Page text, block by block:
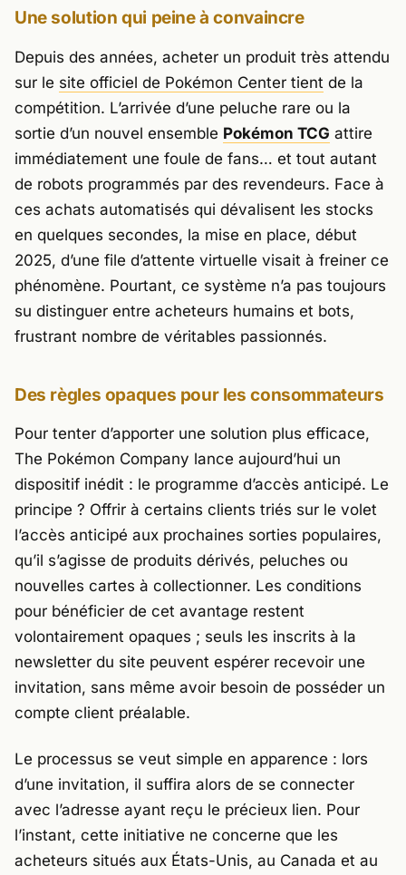
Une solution qui peine à convaincre
Depuis des années, acheter un produit très attendu
sur le site officiel de Pokémon Center tient de la
compétition. L’arrivée d’une peluche rare ou la
sortie d’un nouvel ensemble Pokémon TCG attire
immédiatement une foule de fans… et tout autant
de robots programmés par des revendeurs. Face à
ces achats automatisés qui dévalisent les stocks
en quelques secondes, la mise en place, début
2025, d’une file d’attente virtuelle visait à freiner ce
phénomène. Pourtant, ce système n’a pas toujours
su distinguer entre acheteurs humains et bots,
frustrant nombre de véritables passionnés.
Des règles opaques pour les consommateurs
Pour tenter d’apporter une solution plus efficace,
The Pokémon Company lance aujourd’hui un
dispositif inédit : le programme d’accès anticipé. Le
principe ? Offrir à certains clients triés sur le volet
l’accès anticipé aux prochaines sorties populaires,
qu’il s’agisse de produits dérivés, peluches ou
nouvelles cartes à collectionner. Les conditions
pour bénéficier de cet avantage restent
volontairement opaques ; seuls les inscrits à la
newsletter du site peuvent espérer recevoir une
invitation, sans même avoir besoin de posséder un
compte client préalable.
Le processus se veut simple en apparence : lors
d’une invitation, il suffira alors de se connecter
avec l’adresse ayant reçu le précieux lien. Pour
l’instant, cette initiative ne concerne que les
acheteurs situés aux États-Unis, au Canada et au